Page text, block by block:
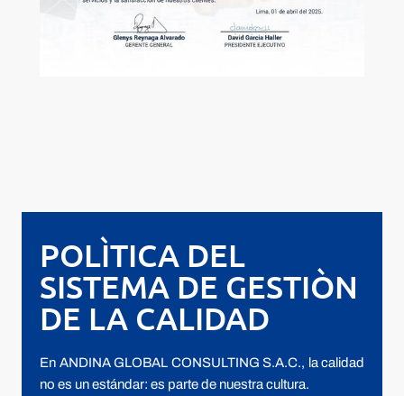
POLÌTICA DEL
SISTEMA DE GESTIÒN
DE LA CALIDAD
En ANDINA GLOBAL CONSULTING S.A.C., la calidad
no es un estándar: es parte de nuestra cultura.